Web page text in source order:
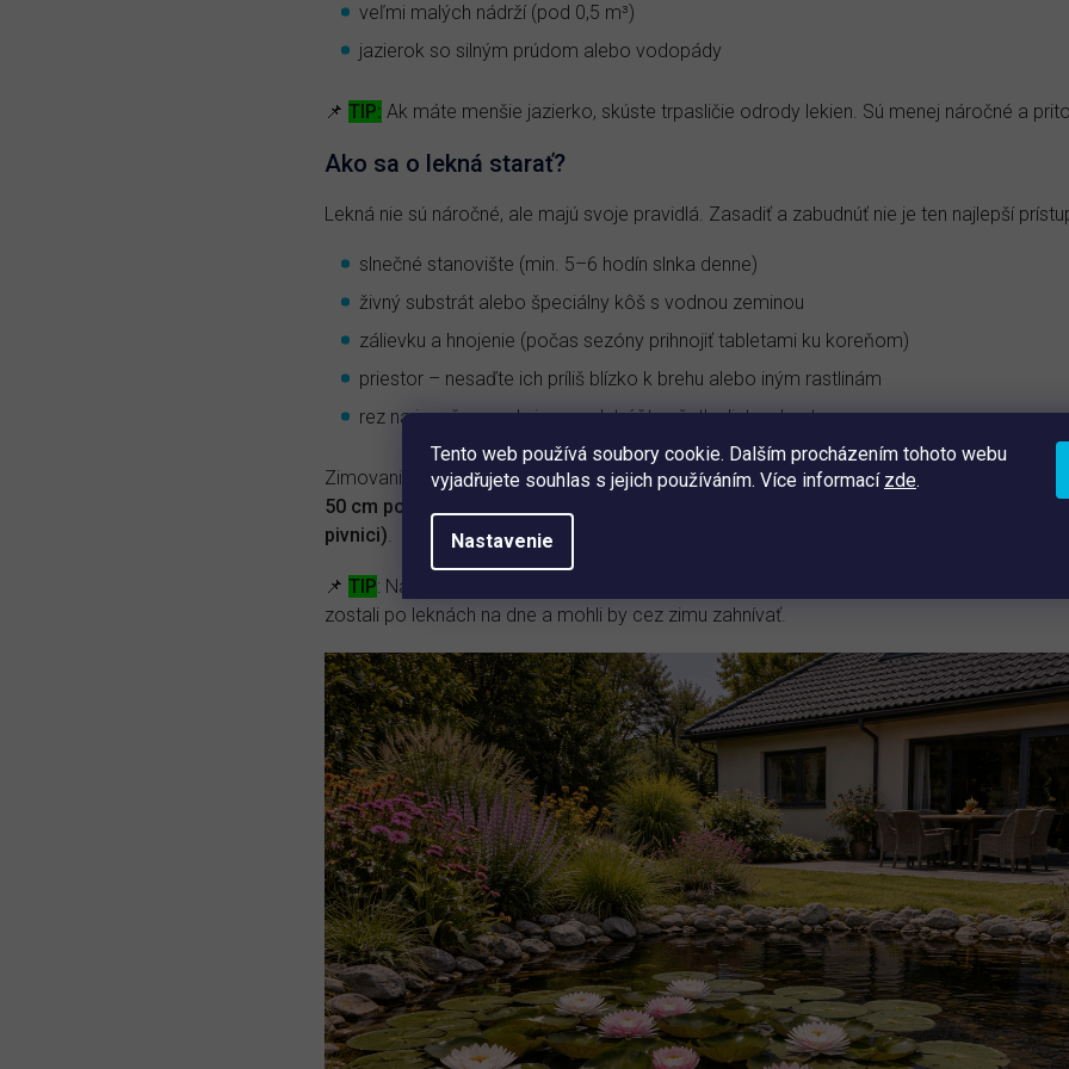
Tento web používá soubory cookie. Dalším procházením tohoto webu
vyjadřujete souhlas s jejich používáním. Více informací zde.
Nastavenie
veľmi malých nádrží (pod 0,5 m³)
jazierok so silným prúdom alebo vodopády
📌 TIP: Ak máte menšie jazierko, skúste trpasličie odrody lekien. Sú menej náročné a
Ako sa o lekná starať?
Lekná nie sú náročné, ale majú svoje pravidlá. Zasadiť a zabudnúť nie je ten najlepší
slnečné stanovište (min. 5–6 hodín slnka denne)
živný substrát alebo špeciálny kôš s vodnou zeminou
zálievku a hnojenie (počas sezóny prihnojiť tabletami ku koreňom)
priestor – nesaďte ich príliš blízko k brehu alebo iným rastlinám
rez na jeseň – pred zimou odstráňte všetky listy a kvety
Zimovanie závisí od druhu lekna a hĺbky jazierka.V bežných podmienkach vydrží vo
50 cm pod hladinou.
V plytkých nádržiach je ale nutné rastlinu prezimovať mimo jazierka
pivnici).
📌 TIP: Na jeseň odporúčame aplikovať
, ktorý pomôže odstrániť
zostali po leknách na dne a mohli by cez zimu zahnívať.